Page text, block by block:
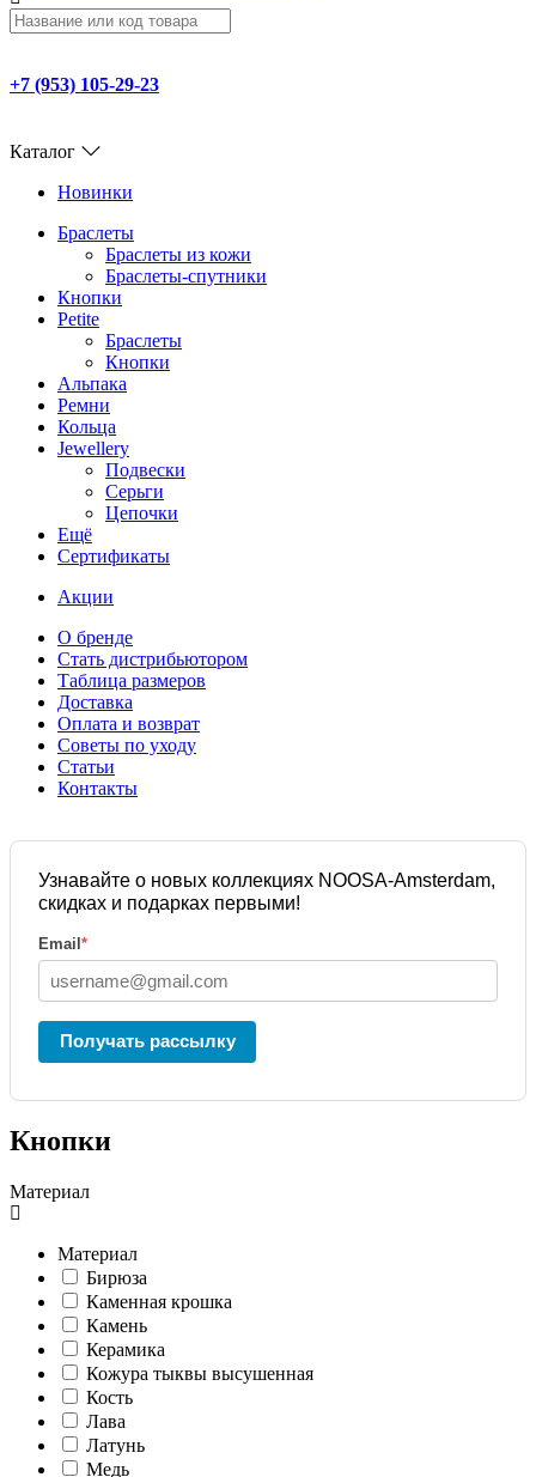
+7 (953) 105-29-23
Каталог
Новинки
Браслеты
Браслеты из кожи
Браслеты-спутники
Кнопки
Petite
Браслеты
Кнопки
Альпака
Ремни
Кольца
Jewellery
Подвески
Серьги
Цепочки
Ещё
Сертификаты
Акции
О бренде
Стать дистрибьютором
Таблица размеров
Доставка
Оплата и возврат
Советы по уходу
Статьи
Контакты
Узнавайте о новых коллекциях NOOSA-Amsterdam,
скидках и подарках первыми!
Email *
Получать рассылку
Кнопки
Материал
Материал
Бирюза
Каменная крошка
Камень
Керамика
Кожура тыквы высушенная
Кость
Лава
Латунь
Медь